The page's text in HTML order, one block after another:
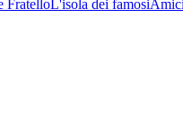
FratelloL'isola dei famosiAmici